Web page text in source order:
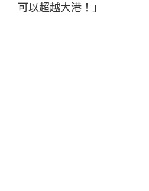
可以超越大港！」